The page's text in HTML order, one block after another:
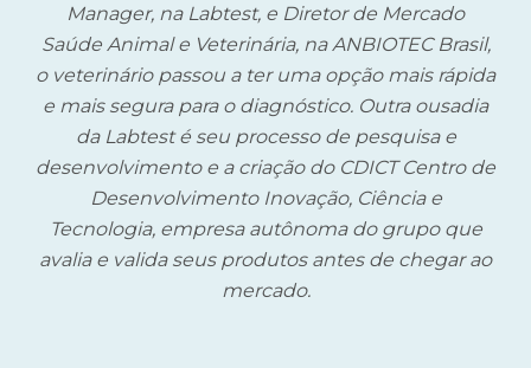
Manager, na Labtest, e Diretor de Mercado
Saúde Animal e Veterinária, na ANBIOTEC Brasil,
o veterinário passou a ter uma opção mais rápida
e mais segura para o diagnóstico. Outra ousadia
da Labtest é seu processo de pesquisa e
desenvolvimento e a criação do CDICT Centro de
Desenvolvimento Inovação, Ciência e
Tecnologia, empresa autônoma do grupo que
avalia e valida seus produtos antes de chegar ao
mercado.